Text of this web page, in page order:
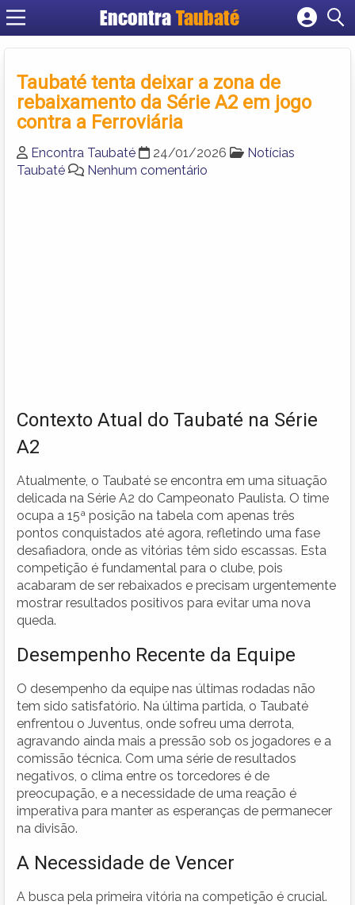
EncontraTaubaté
Cadastrar empresa
Criar conta
Taubaté tenta deixar a zona de
rebaixamento da Série A2 em jogo
contra a Ferroviária
Encontra Taubaté 24/01/2026
Notícias
Taubaté
Nenhum comentário
Contexto Atual do Taubaté na Série
A2
Atualmente, o Taubaté se encontra em uma situação
delicada na Série A2 do Campeonato Paulista. O time
ocupa a 15ª posição na tabela com apenas três
pontos conquistados até agora, refletindo uma fase
desafiadora, onde as vitórias têm sido escassas. Esta
competição é fundamental para o clube, pois
acabaram de ser rebaixados e precisam urgentemente
mostrar resultados positivos para evitar uma nova
queda.
Desempenho Recente da Equipe
O desempenho da equipe nas últimas rodadas não
tem sido satisfatório. Na última partida, o Taubaté
enfrentou o Juventus, onde sofreu uma derrota,
agravando ainda mais a pressão sob os jogadores e a
comissão técnica. Com uma série de resultados
negativos, o clima entre os torcedores é de
preocupação, e a necessidade de uma reação é
imperativa para manter as esperanças de permanecer
na divisão.
A Necessidade de Vencer
A busca pela primeira vitória na competição é crucial.